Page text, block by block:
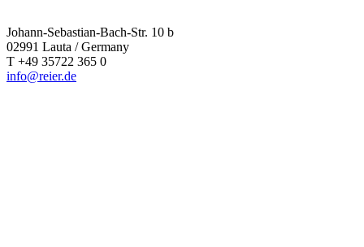
Johann-Sebastian-Bach-Str. 10 b
02991 Lauta / Germany
T +49 35722 365 0
info@reier.de